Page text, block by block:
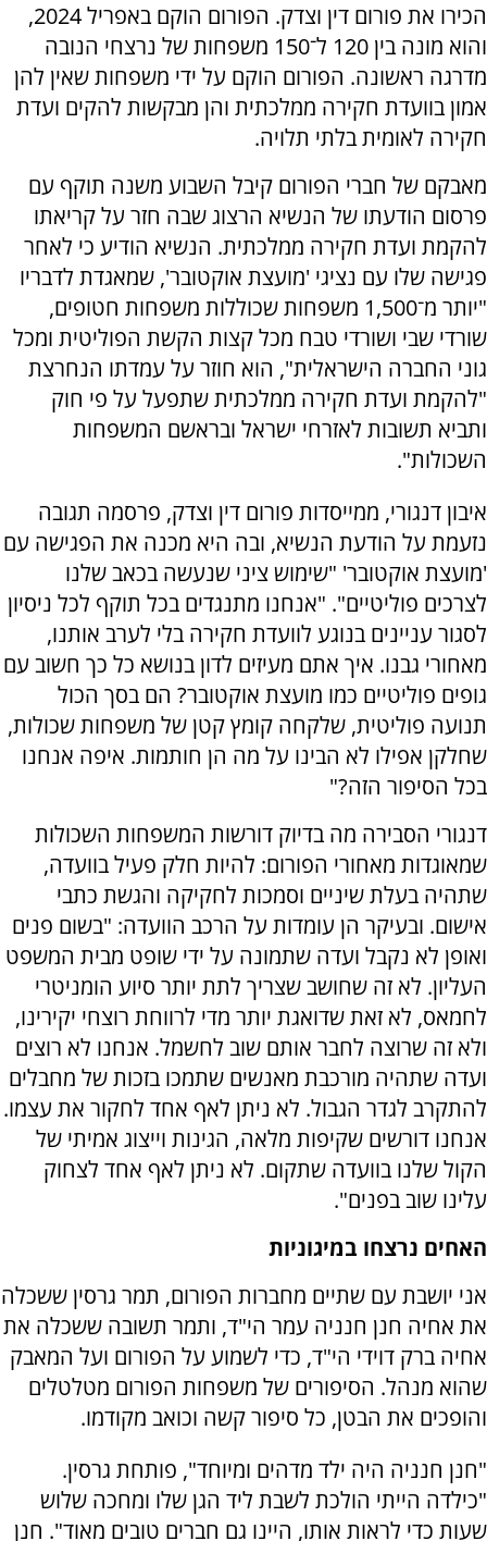
הכירו את פורום דין וצדק. הפורום הוקם באפריל 2024,
והוא מונה בין 120 ל־150 משפחות של נרצחי הנובה
מדרגה ראשונה. הפורום הוקם על ידי משפחות שאין להן
אמון בוועדת חקירה ממלכתית והן מבקשות להקים ועדת
חקירה לאומית בלתי תלויה.
מאבקם של חברי הפורום קיבל השבוע משנה תוקף עם
פרסום הודעתו של הנשיא הרצוג שבה חזר על קריאתו
להקמת ועדת חקירה ממלכתית. הנשיא הודיע כי לאחר
פגישה שלו עם נציגי 'מועצת אוקטובר', שמאגדת לדבריו
"יותר מ־1,500 משפחות שכוללות משפחות חטופים,
שורדי שבי ושורדי טבח מכל קצות הקשת הפוליטית ומכל
גוני החברה הישראלית", הוא חוזר על עמדתו הנחרצת
"להקמת ועדת חקירה ממלכתית שתפעל על פי חוק
ותביא תשובות לאזרחי ישראל ובראשם המשפחות
השכולות".
איבון דנגורי, ממייסדות פורום דין וצדק, פרסמה תגובה
נזעמת על הודעת הנשיא, ובה היא מכנה את הפגישה עם
'מועצת אוקטובר' "שימוש ציני שנעשה בכאב שלנו
לצרכים פוליטיים". "אנחנו מתנגדים בכל תוקף לכל ניסיון
לסגור עניינים בנוגע לוועדת חקירה בלי לערב אותנו,
מאחורי גבנו. איך אתם מעיזים לדון בנושא כל כך חשוב עם
גופים פוליטיים כמו מועצת אוקטובר? הם בסך הכול
תנועה פוליטית, שלקחה קומץ קטן של משפחות שכולות,
שחלקן אפילו לא הבינו על מה הן חותמות. איפה אנחנו
בכל הסיפור הזה?"
דנגורי הסבירה מה בדיוק דורשות המשפחות השכולות
שמאוגדות מאחורי הפורום: להיות חלק פעיל בוועדה,
שתהיה בעלת שיניים וסמכות לחקיקה והגשת כתבי
אישום. ובעיקר הן עומדות על הרכב הוועדה: "בשום פנים
ואופן לא נקבל ועדה שתמונה על ידי שופט מבית המשפט
העליון. לא זה שחושב שצריך לתת יותר סיוע הומניטרי
לחמאס, לא זאת שדואגת יותר מדי לרווחת רוצחי יקירינו,
ולא זה שרוצה לחבר אותם שוב לחשמל. אנחנו לא רוצים
ועדה שתהיה מורכבת מאנשים שתמכו בזכות של מחבלים
להתקרב לגדר הגבול. לא ניתן לאף אחד לחקור את עצמו.
אנחנו דורשים שקיפות מלאה, הגינות וייצוג אמיתי של
הקול שלנו בוועדה שתקום. לא ניתן לאף אחד לצחוק
עלינו שוב בפנים".
האחים נרצחו במיגוניות
אני יושבת עם שתיים מחברות הפורום, תמר גרסין ששכלה
את אחיה חנן חנניה עמר הי"ד, ותמר תשובה ששכלה את
אחיה ברק דוידי הי"ד, כדי לשמוע על הפורום ועל המאבק
שהוא מנהל. הסיפורים של משפחות הפורום מטלטלים
והופכים את הבטן, כל סיפור קשה וכואב מקודמו.
"חנן חנניה היה ילד מדהים ומיוחד", פותחת גרסין.
"כילדה הייתי הולכת לשבת ליד הגן שלו ומחכה שלוש
שעות כדי לראות אותו, היינו גם חברים טובים מאוד". חנן